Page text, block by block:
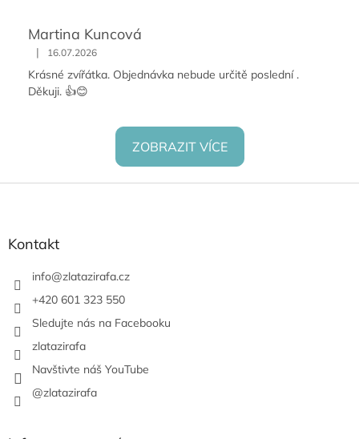
Martina Kuncová
| 16.07.2026
Krásné zvířátka. Objednávka nebude určitě poslední .
Děkuji. 👍😊
ZOBRAZIT VÍCE
Z
Kontakt
info@zlatazirafa.cz
+420 601 323 550
Sledujte nás na Facebooku
zlatazirafa
Navštivte náš YouTube
@zlatazirafa